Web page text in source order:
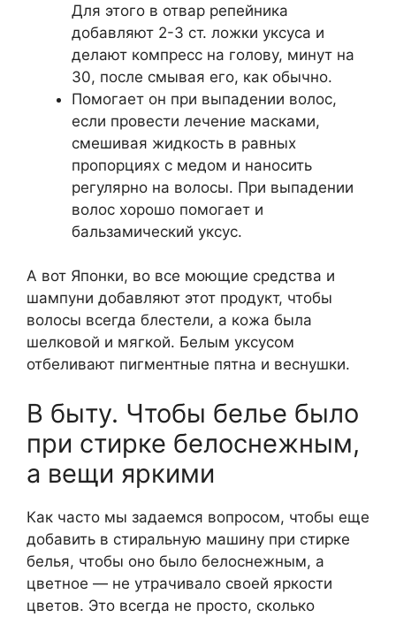
Для этого в отвар репейника
добавляют 2-3 ст. ложки уксуса и
делают компресс на голову, минут на
30, после смывая его, как обычно.
Помогает он при выпадении волос,
если провести лечение масками,
смешивая жидкость в равных
пропорциях с медом и наносить
регулярно на волосы. При выпадении
волос хорошо помогает и
бальзамический уксус.
А вот Японки, во все моющие средства и
шампуни добавляют этот продукт, чтобы
волосы всегда блестели, а кожа была
шелковой и мягкой. Белым уксусом
отбеливают пигментные пятна и веснушки.
В быту. Чтобы белье было
при стирке белоснежным,
а вещи яркими
Как часто мы задаемся вопросом, чтобы еще
добавить в стиральную машину при стирке
белья, чтобы оно было белоснежным, а
цветное — не утрачивало своей яркости
цветов. Это всегда не просто, сколько